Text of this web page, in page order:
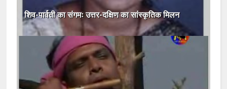
शिव-पार्वती का संगमः उत्तर-दक्षिण का सांस्कृतिक मिलन